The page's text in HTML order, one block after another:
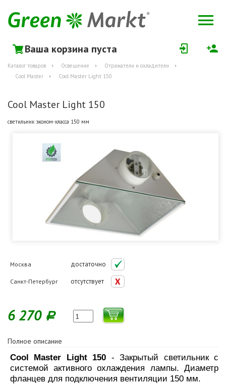
Ваша корзина пуста
Каталог товаров Освещение
Отражатели и охладители
Cool Master
Cool Master Light 150
Cool Master Light 150
светильник эконом-класса 150 мм
Москва достаточно
Санкт-Петербург отсутствует
6 270 Р
Полное описание
Cool Master Light 150 - Закрытый светильник с
системой активного охлаждения лампы. Диаметр
фланцев для подключения вентиляции 150 мм.